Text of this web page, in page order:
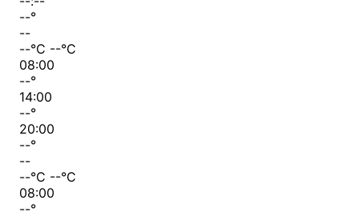
--°
--
--°C --°C
08:00
--°
14:00
--°
20:00
--°
--
--°C --°C
08:00
--°